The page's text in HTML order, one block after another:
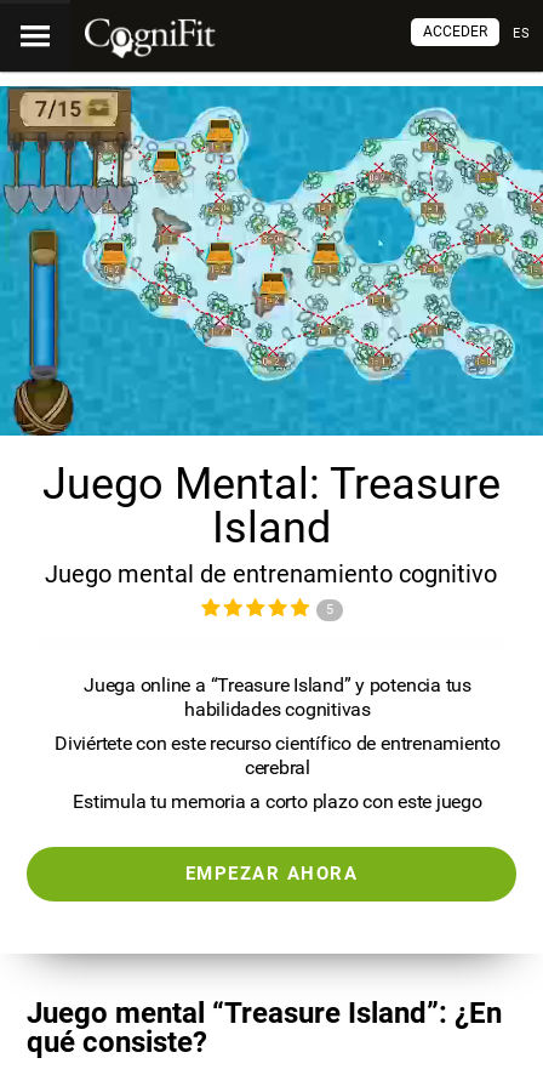
ES
ACCEDER
Juego Mental: Treasure
Island
Juego mental de entrenamiento cognitivo
5
Juega online a “Treasure Island” y potencia tus
habilidades cognitivas
Diviértete con este recurso científico de entrenamiento
cerebral
Estimula tu memoria a corto plazo con este juego
EMPEZAR AHORA
Juego mental “Treasure Island”: ¿En
qué consiste?